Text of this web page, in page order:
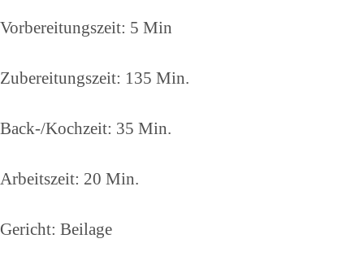
Vorbereitungszeit: 5 Min
Zubereitungszeit: 135 Min.
Back-/Kochzeit: 35 Min.
Arbeitszeit: 20 Min.
Gericht: Beilage